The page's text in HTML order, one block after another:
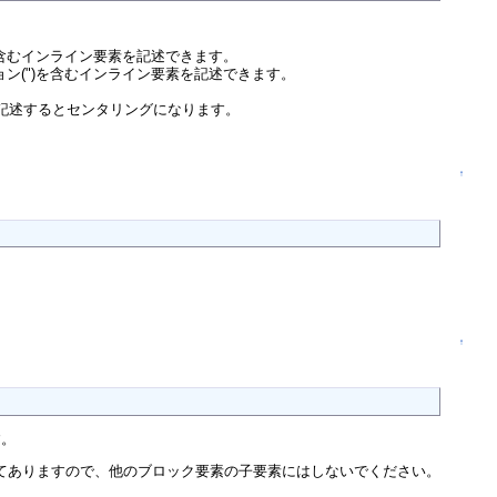
インライン要素を記述できます。
(")を含むインライン要素を記述できます。
するとセンタリングになります。
↑
↑
りますので、他のブロック要素の子要素にはしないでください。